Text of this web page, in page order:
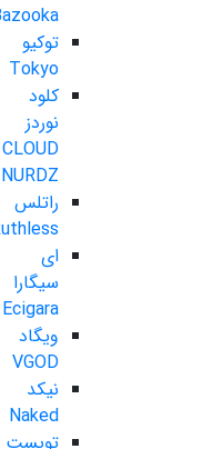
توکیو
Tokyo
کلود
نوردز
CLOUD
NURDZ
راتلس
ای
سیگارا
Ecigara
ویگاد
VGOD
نیکد
Naked
تویست